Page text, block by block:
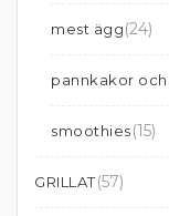
mest ägg(24)
pannkakor
smoothies(15)
GRILLAT(57)